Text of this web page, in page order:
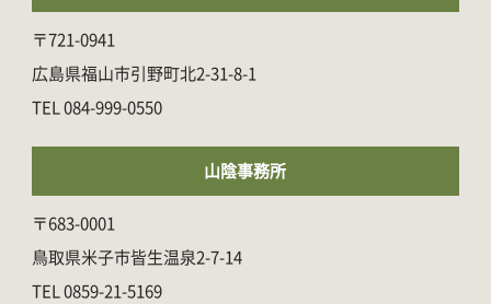
〒721-0941
広島県福山市引野町北2-31-8-1
084-999-0550
山陰事務所
〒683-0001
鳥取県米子市皆生温泉2-7-14
0859-21-5169